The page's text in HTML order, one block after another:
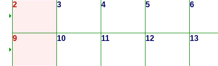
2 3 4 5 6
9 10 11 12 13